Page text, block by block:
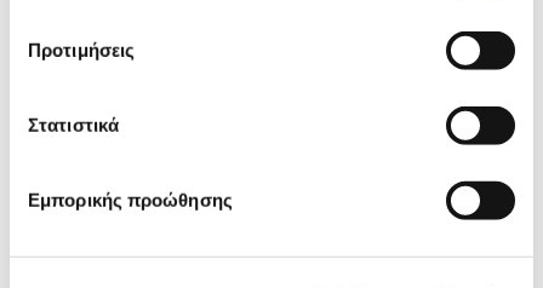
Προτιμήσεις
Στατιστικά
Εμπορικής προώθησης
εικόνων
Download δεδομένων
δεδομένων